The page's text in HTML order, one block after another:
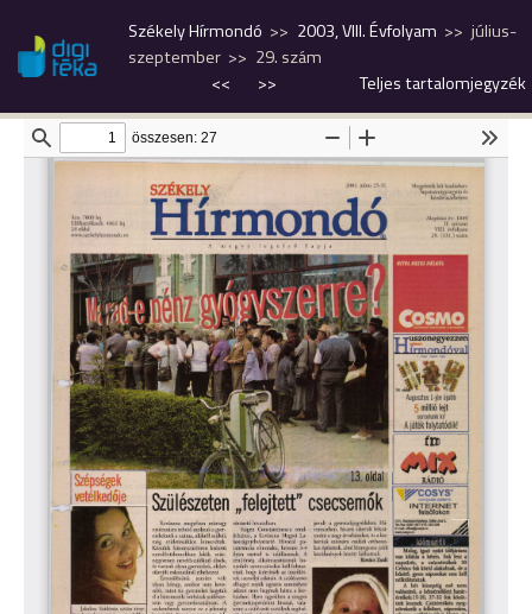
Székely Hírmondó 2003, VIII. Évfolyam
július-
szeptember
29. szám
<<
>> Teljes tartalomjegyzék